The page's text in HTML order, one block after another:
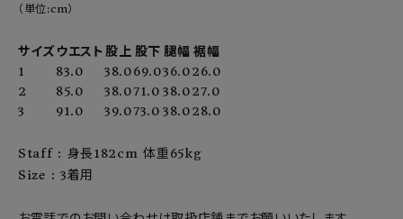
（単位:cm）
サイズウエスト股上 股下 腿幅 裾幅
1
83.0 38.069.036.026.0
2
85.0 38.071.0 38.027.0
3
91.0 39.073.0 38.028.0
Staff : 身長182cm 体重65kg
Size : 3着用